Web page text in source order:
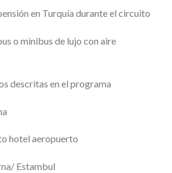
en Turquía durante el circuito
o minibus de lujo con aire
descritas en el programa
hotel aeropuerto
Estambul